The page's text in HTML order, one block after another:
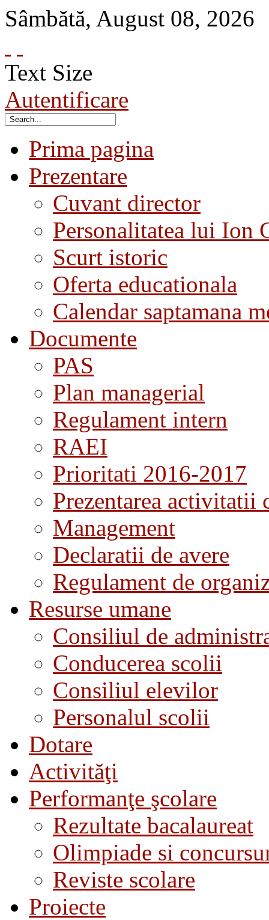
Sâmbătă, August 08, 2026
Text Size
Autentificare
Prima pagina
Prezentare
Cuvant director
Personalitatea lui Ion
Scurt istoric
Oferta educationala
Calendar saptamana
Documente
PAS
Plan managerial
Regulament intern
RAEI
Prioritati 2016-2017
Prezentarea activitatii
Management
Declaratii de avere
Regulament de
Resurse umane
Consiliul de
Conducerea scolii
Consiliul elevilor
Personalul scolii
Dotare
Activităţi
Performanţe şcolare
Rezultate bacalaureat
Olimpiade si
Reviste scolare
Proiecte